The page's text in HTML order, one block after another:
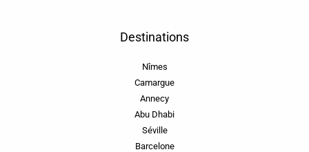
Destinations
Nîmes
Camargue
Annecy
Abu Dhabi
Séville
Barcelone